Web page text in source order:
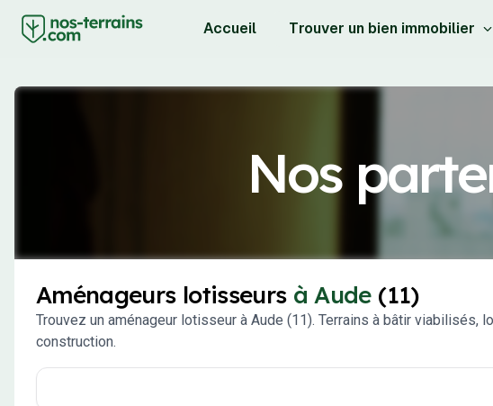
Accueil Trouver un bien immobilier
Nos
Aménageurs lotisseurs à Aude(11)
Trouvez un aménageur lotisseur à Aude (11). Terrains à bâtir
construction.